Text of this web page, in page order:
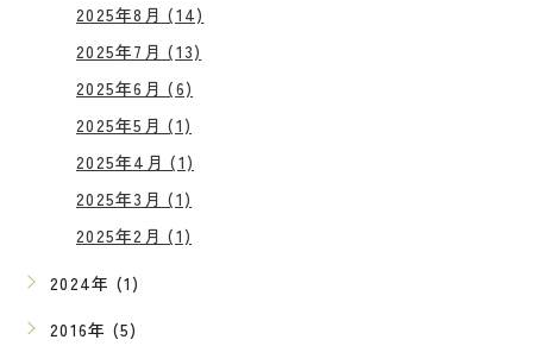
2025年8月 (14)
2025年7月 (13)
2025年6月 (6)
2025年5月 (1)
2025年4月 (1)
2025年3月 (1)
2025年2月 (1)
2024年 (1)
2016年 (5)